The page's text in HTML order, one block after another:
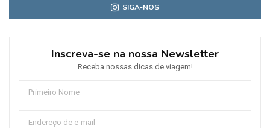
SIGA-NOS
Inscreva-se na nossa Newsletter
Receba nossas dicas de viagem!